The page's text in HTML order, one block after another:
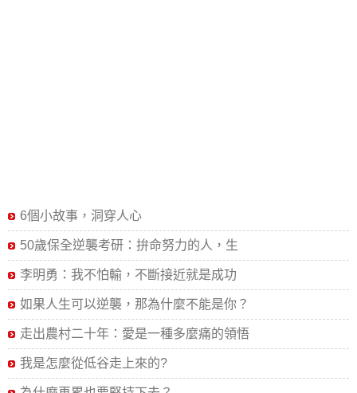
6個小故事，洞穿人心
50歲保全逆襲考研：拚命努力的人，生
李明勇：我不怕輸，不斷接近就是成功
如果人生可以逆襲，那為什麼不能是你？
走出農村二十年：愛是一種多麼痛的領悟
我是怎麼從低谷走上來的?